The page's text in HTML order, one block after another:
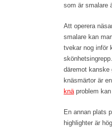
som är smalare
Att operera
smalare kan
tvekar nog inför
däremot kanske
knäsmärtor är
knä problem kan
En annan plats
highlighter är